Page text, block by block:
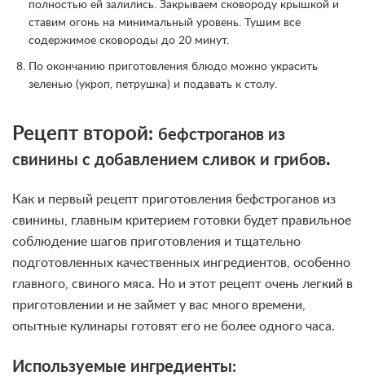
полностью ей залились. Закрываем сковороду крышкой и
ставим огонь на минимальный уровень. Тушим все
содержимое сковороды до 20 минут.
По окончанию приготовления блюдо можно украсить
зеленью (укроп, петрушка) и подавать к столу.
Рецепт второй: бефстроганов из
свинины с добавлением сливок и грибов.
Как и первый рецепт приготовления бефстроганов из
свинины, главным критерием готовки будет правильное
соблюдение шагов приготовления и тщательно
подготовленных качественных ингредиентов, особенно
главного, свиного мяса. Но и этот рецепт очень легкий в
приготовлении и не займет у вас много времени,
опытные кулинары готовят его не более одного часа.
Используемые ингредиенты: